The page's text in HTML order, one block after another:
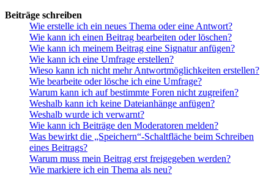
Beiträge schreiben
Wie erstelle ich ein neues Thema oder eine Antwort?
Wie kann ich einen Beitrag bearbeiten oder löschen?
Wie kann ich meinem Beitrag eine Signatur anfügen?
Wie kann ich eine Umfrage erstellen?
Wieso kann ich nicht mehr Antwortmöglichkeiten erstellen?
Wie bearbeite oder lösche ich eine Umfrage?
Warum kann ich auf bestimmte Foren nicht zugreifen?
Weshalb kann ich keine Dateianhänge anfügen?
Weshalb wurde ich verwarnt?
Wie kann ich Beiträge den Moderatoren melden?
Was bewirkt die „Speichern“-Schaltfläche beim Schreiben
eines Beitrags?
Warum muss mein Beitrag erst freigegeben werden?
Wie markiere ich ein Thema als neu?